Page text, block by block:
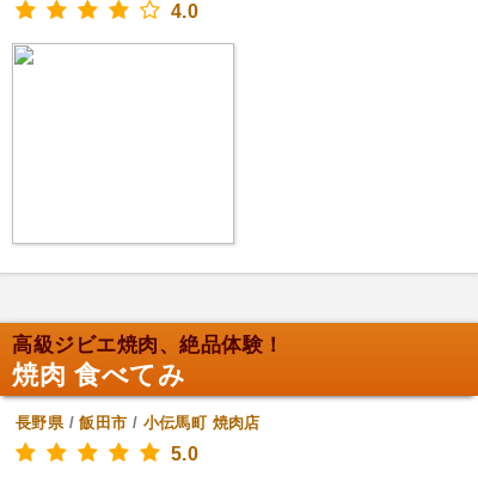
4.0
高級ジビエ焼肉、絶品体験！
焼肉 食べてみ
長野県/飯田市 / 小伝馬町 焼肉店
5.0